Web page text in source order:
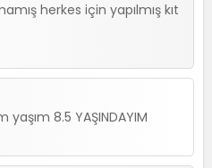
herkes için yapılmış kıt
8.5 YAŞINDAYIM